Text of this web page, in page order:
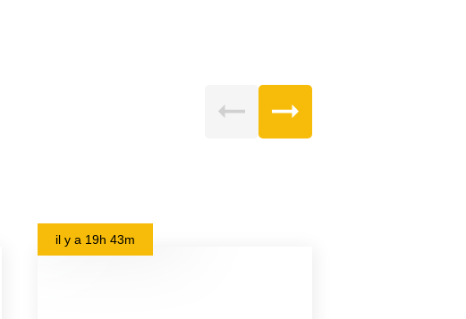
il y a 19h 43m